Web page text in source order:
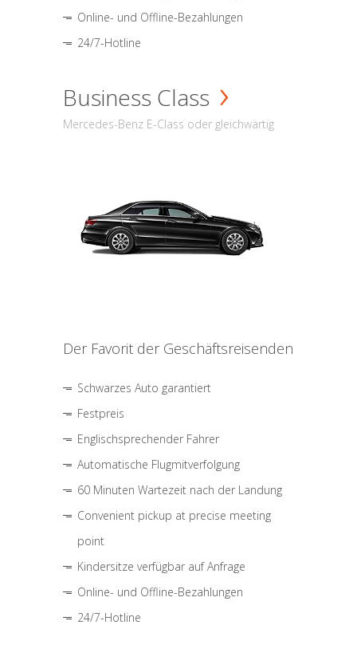
Online- und Offline-Bezahlungen
24/7-Hotline
Business Class
Mercedes-Benz E-Class oder gleichwärtig
Der Favorit der Geschäftsreisenden
Schwarzes Auto garantiert
Festpreis
Englischsprechender Fahrer
Automatische Flugmitverfolgung
60 Minuten Wartezeit nach der Landung
Convenient pickup at precise meeting
point
Kindersitze verfügbar auf Anfrage
Online- und Offline-Bezahlungen
24/7-Hotline